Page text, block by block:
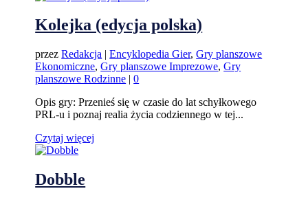
Kolejka (edycja polska)
przezRedakcja |Encyklopedia Gier,Gry planszowe
Ekonomiczne,Gry planszowe Imprezowe,Gry
planszowe Rodzinne |0
Opis gry: Przenieś się w czasie do lat schyłkowego
PRL-u i poznaj realia życia codziennego w tej...
Czytaj więcej
Dobble